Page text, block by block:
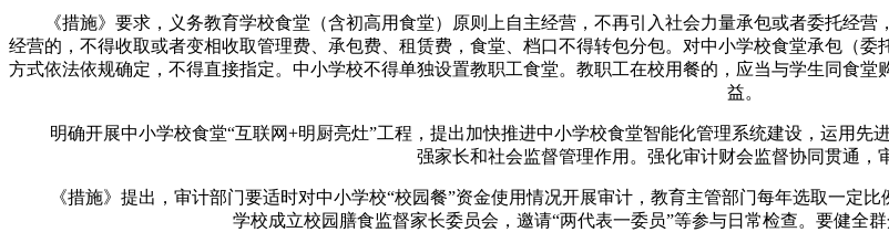
《措施》要求，义务教育学校食堂（含初高用食堂）原则上自主经营，不再引入社会力量承包或者委托经营
经营的，不得收取或者变相收取管理费、承包费、租赁费，食堂、档口不得转包分包。对中小学校食堂承包（
方式依法依规确定，不得直接指定。中小学校不得单独设置教职工食堂。教职工在校用餐的，应当与学生同食
益。
明确开展中小学校食堂“互联网+明厨亮灶”工程，提出加快推进中小学校食堂智能化管理系统建设，运用先
强家长和社会监督管理作用。强化审计财会监督协同贯通，
《措施》提出，审计部门要适时对中小学校“校园餐”资金使用情况开展审计，教育主管部门每年选取一定
学校成立校园膳食监督家长委员会，邀请“两代表一委员”等参与日常检查。要健全